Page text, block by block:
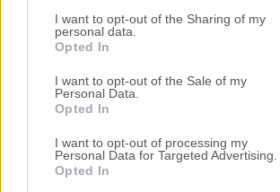
I want to opt-out of the Sharing of my
personal data.
Opted In
I want to opt-out of the Sale of my
Personal Data.
Opted In
I want to opt-out of processing my
Personal Data for Targeted Advertising.
Opted In
sportiva o l’attività motoria. E’
consentito ai proprietari o loro
territorio regionale per
velivoli per trasportarli presso
riparazione, necessarie per la
condizioni di sicurezza e